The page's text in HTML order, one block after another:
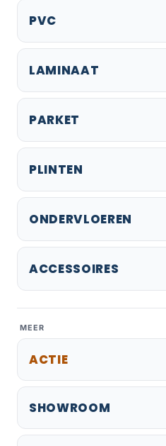
PVC
LAMINAAT
PARKET
PLINTEN
ONDERVLOEREN
ACCESSOIRES
MEER
ACTIE
SHOWROOM